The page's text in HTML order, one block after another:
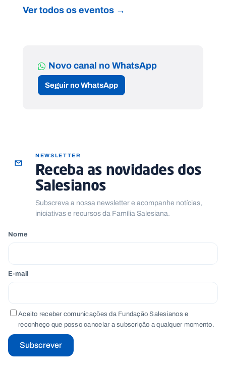
Ver todos os eventos →
Novo canal no WhatsApp
Seguir no WhatsApp
NEWSLETTER
Receba as novidades dos
Salesianos
Subscreva a nossa newsletter e acompanhe notícias,
iniciativas e recursos da Família Salesiana.
Nome
E-mail
Aceito receber comunicações da Fundação Salesianos e
reconheço que posso cancelar a subscrição a qualquer momento.
Subscrever